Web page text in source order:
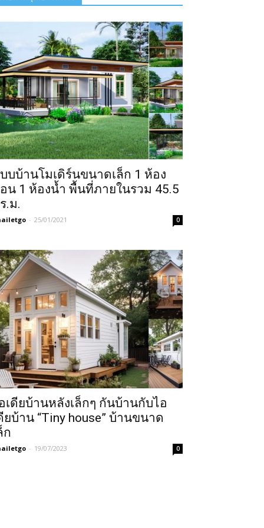
บบ้านโมเดิร์นขนาดเล็ก 1 ห้อง
น 1 ห้องน้ำ พื้นที่ภายในรวม 45.5
.ม.
- 25/01/2021 0
เดียบ้านหลังเล็กๆ กันบ้านกับไอ
ยบ้าน “Tiny house” บ้านขนาด
ก
- 19/07/2023 0